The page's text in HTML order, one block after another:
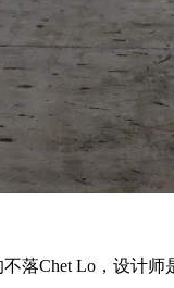
Chet Lo，设计师